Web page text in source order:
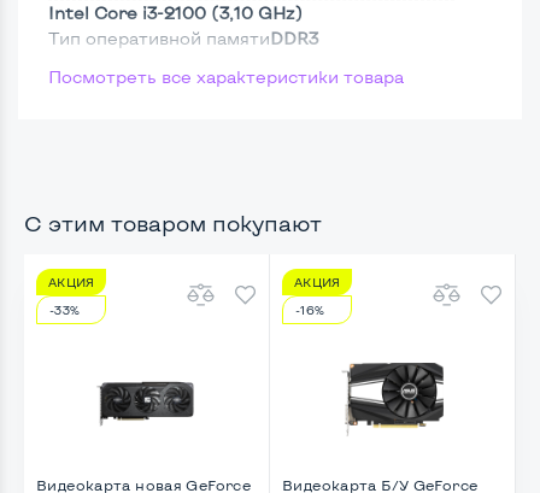
Intel Core i3-2100 (3,10 GHz)
Тип оперативной памятиDDR3
Тип накопителяSSD 2,5"
Возможности видеокарты:
Тип видеокарты
Встроенный
Видеопроцессор системного блокаIntel HD
Размер видеопамяти, Гб
Посмотреть все характеристики товара
С этим товаром покупают
АКЦИЯ
-33%
Видеокарта новая GeForce
АКЦИЯ
-16%
Видеокарта Б/У GeForce